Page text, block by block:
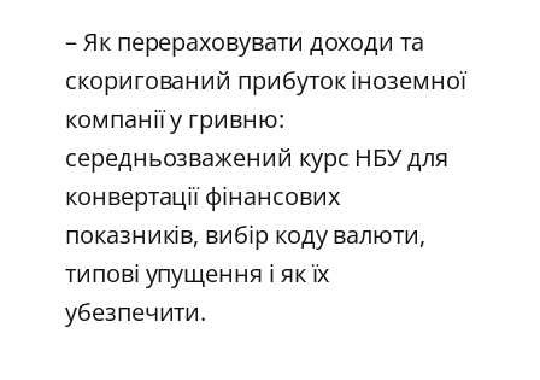
– Як перераховувати доходи та
скоригований прибуток іноземної
компанії у гривню:
середньозважений курс НБУ для
конвертації фінансових
показників, вибір коду валюти,
типові упущення і як їх
убезпечити.